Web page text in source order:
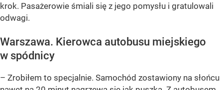
krok. Pasażerowie śmiali się z jego pomysłu i gratulowali
odwagi.
Warszawa. Kierowca autobusu miejskiego
w spódnicy
– Zrobiłem to specjalnie. Samochód zostawiony na słońcu